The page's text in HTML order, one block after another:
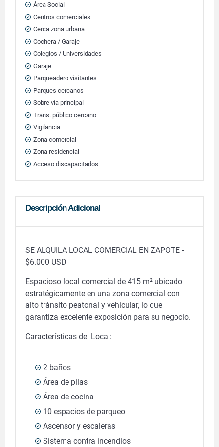
Área Social
Centros comerciales
Cerca zona urbana
Cochera / Garaje
Colegios / Universidades
Garaje
Parqueadero visitantes
Parques cercanos
Sobre vía principal
Trans. público cercano
Vigilancia
Zona comercial
Zona residencial
Acceso discapacitados
Descripción Adicional
SE ALQUILA LOCAL COMERCIAL EN ZAPOTE -
$6.000 USD
Espacioso local comercial de 415 m² ubicado
estratégicamente en una zona comercial con
alto tránsito peatonal y vehicular, lo que
garantiza excelente exposición para su negocio.
Características del Local:
2 baños
Área de pilas
Área de cocina
10 espacios de parqueo
Ascensor y escaleras
Sistema contra incendios